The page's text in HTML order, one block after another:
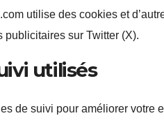
utilise des cookies et
publicitaires sur Twitter (X).
utilisés
de suivi pour améliorer votre